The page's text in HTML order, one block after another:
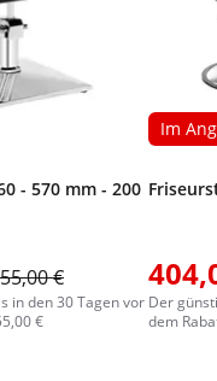
- 570 mm - 200
€
in den 30 Tagen vor
€
Im
Der
dem